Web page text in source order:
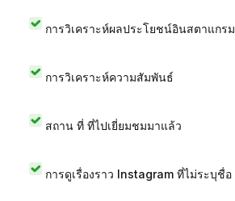
การวิเคราะห์ผลประโยชน์อินสตาแกรม
การวิเคราะห์ความสัมพันธ์
สถาน ที่ ที่ไปเยี่ยมชมมาแล้ว
การดูเรื่องราว Instagram ที่ไม่ระบุชื่อ